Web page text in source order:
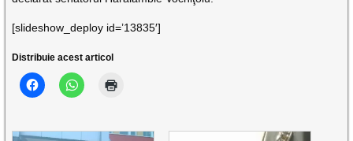
[slideshow_deploy id=’13835′]
Distribuie acest articol